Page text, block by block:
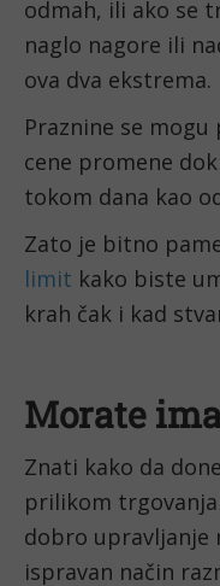
odmah, ili ako se
naglo nagore ili
ova dva ekstrema.
Praznine se
cene promene
tokom dana kao
Zato je bitno
limit kako biste
krah čak i kad
Morate
Znati kako da
prilikom trgovanja
dobro upravljanje
ispravan način